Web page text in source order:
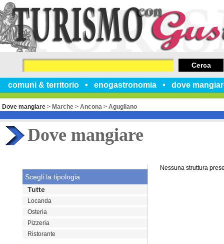
comuni & territorio enogastronomia dove
Cerca
Dove mangiare > Marche > Ancona > Agugliano
Dove mangiare
Nessuna struttura
Scegli la tipologia
Tutte
Locanda
Osteria
Pizzeria
Ristorante